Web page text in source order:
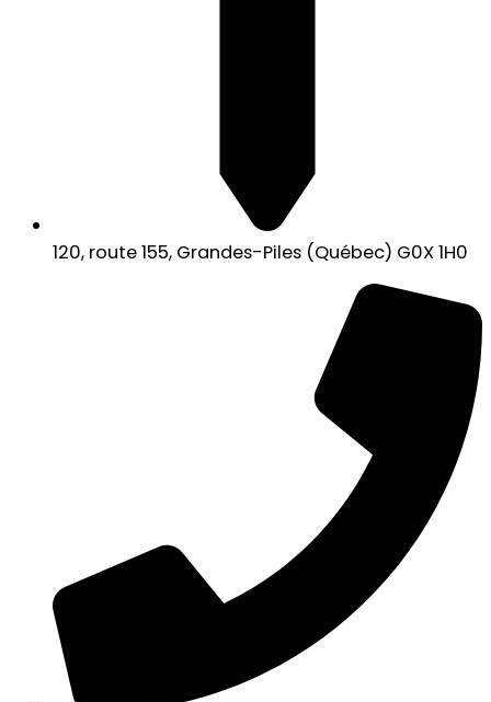
120, route 155, Grandes-Piles (Québec) G0X 1H0